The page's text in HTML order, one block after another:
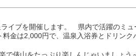
イブを開催します。 県内で活躍のミ
は2,000円で、温泉入浴券とドリンク